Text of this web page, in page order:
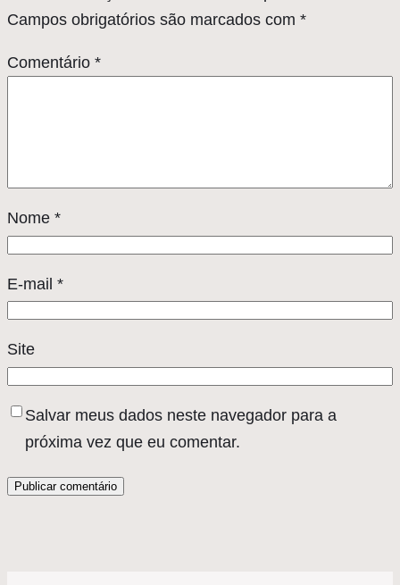
Campos obrigatórios são marcados com *
Comentário *
Nome *
E-mail *
Site
Salvar meus dados neste navegador para a
próxima vez que eu comentar.